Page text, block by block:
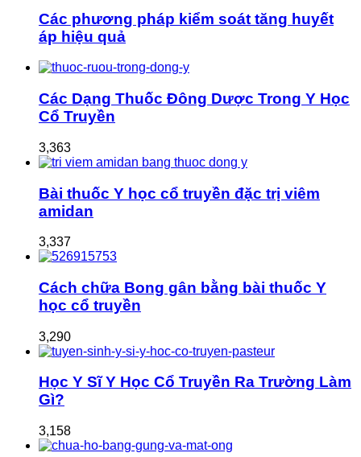
Các phương pháp kiểm soát tăng huyết
áp hiệu quả
Các Dạng Thuốc Đông Dược Trong Y Học
Cổ Truyền
3,363
Bài thuốc Y học cổ truyền đặc trị viêm
amidan
3,337
Cách chữa Bong gân bằng bài thuốc Y
học cổ truyền
3,290
Học Y Sĩ Y Học Cổ Truyền Ra Trường Làm
Gì?
3,158